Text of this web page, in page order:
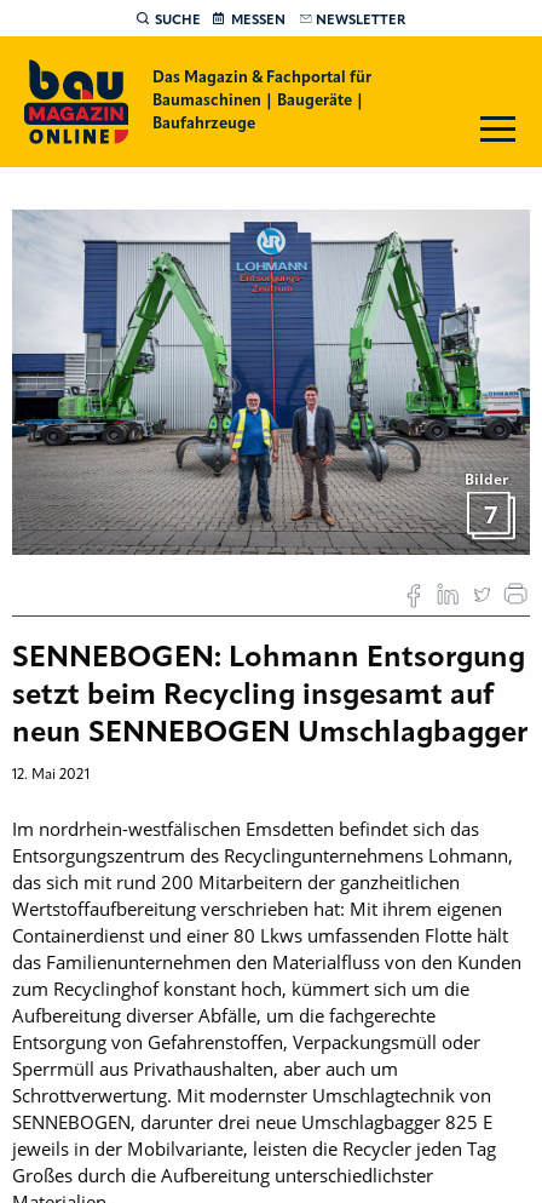
SUCHE MESSEN NEWSLETTER
Das Magazin & Fachportal für
Baumaschinen | Baugeräte |
Baufahrzeuge
Bilder
7
SENNEBOGEN: Lohmann Entsorgung
setzt beim Recycling insgesamt auf
neun SENNEBOGEN Umschlagbagger
12. Mai 2021
Im nordrhein-westfälischen Emsdetten befindet sich das
Entsorgungszentrum des Recyclingunternehmens Lohmann,
das sich mit rund 200 Mitarbeitern der ganzheitlichen
Wertstoffaufbereitung verschrieben hat: Mit ihrem eigenen
Containerdienst und einer 80 Lkws umfassenden Flotte hält
das Familienunternehmen den Materialfluss von den Kunden
zum Recyclinghof konstant hoch, kümmert sich um die
Aufbereitung diverser Abfälle, um die fachgerechte
Entsorgung von Gefahrenstoffen, Verpackungsmüll oder
Sperrmüll aus Privathaushalten, aber auch um
Schrottverwertung. Mit modernster Umschlagtechnik von
SENNEBOGEN, darunter drei neue Umschlagbagger 825 E
jeweils in der Mobilvariante, leisten die Recycler jeden Tag
Großes durch die Aufbereitung unterschiedlichster